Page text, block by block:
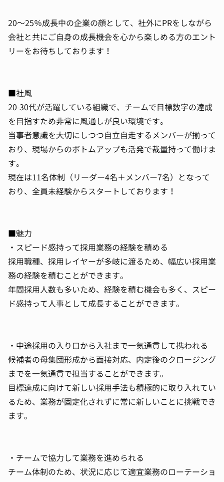
20～25％成長中の企業の顔として、社外にPRをしながら
会社と共にご自身の成長機会を心から楽しめる方のエント
リーをお待ちしております！
■社風
20-30代が活躍している組織で、チームで目標数字の達成
を目指すため非常に風通しが良い環境です。
当事者意識を大切にしつつ自立自走するメンバーが揃って
おり、現場からのボトムアップも活発で裁量持って働けま
す。
現在は11名体制（リーダー4名＋メンバー7名）となって
おり、全員未経験からスタートしております！
■魅力
・スピード感持って採用業務の経験を積める
採用職種、採用レイヤーが多岐に渡るため、幅広い採用業
務の経験を積むことができます。
年間採用人数も多いため、経験を積む機会も多く、スピー
ド感持って人事として成長することができます。
・中途採用の入り口から入社まで一気通貫して携われる
候補者の母集団形成から面接対応、内定後のクロージング
までを一気通貫で担当することができます。
目標達成に向けて新しい採用手法も積極的に取り入れてい
るため、業務が固定化されずに常に新しいことに挑戦でき
ます。
・チームで協力して業務を進められる
チーム体制のため、状況に応じて適宜業務のローテーショ